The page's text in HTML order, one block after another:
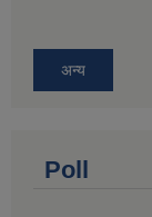
अन्य
Poll